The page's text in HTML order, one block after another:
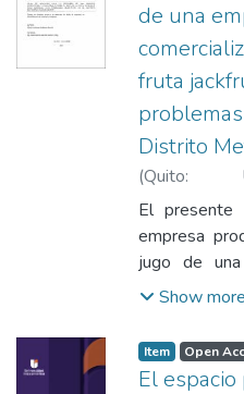
de una
fruta
Distrito
(Quito:
Indoamérica
Guillermo
Karina
El presente
empresa
jugo de
Ecuador
de ser un
Show more
Item Open
El